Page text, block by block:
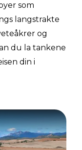
som
langstrakte
og
du la tankene
din i